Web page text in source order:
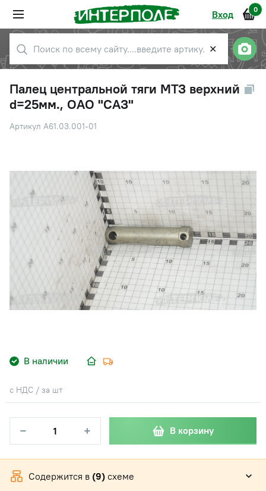
Вход 0
✕
Палец центральной тяги МТЗ верхний
d=25мм., ОАО "САЗ"
Артикул А61.03.001-01
В наличии
с НДС / за шт
− + В корзину
Содержится в (9) схеме